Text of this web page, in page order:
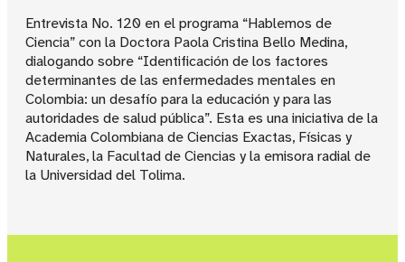
Entrevista No. 120 en el programa “Hablemos de
Ciencia” con la Doctora Paola Cristina Bello Medina,
dialogando sobre “Identificación de los factores
determinantes de las enfermedades mentales en
Colombia: un desafío para la educación y para las
autoridades de salud pública”. Esta es una iniciativa de la
Academia Colombiana de Ciencias Exactas, Físicas y
Naturales, la Facultad de Ciencias y la emisora radial de
la Universidad del Tolima.